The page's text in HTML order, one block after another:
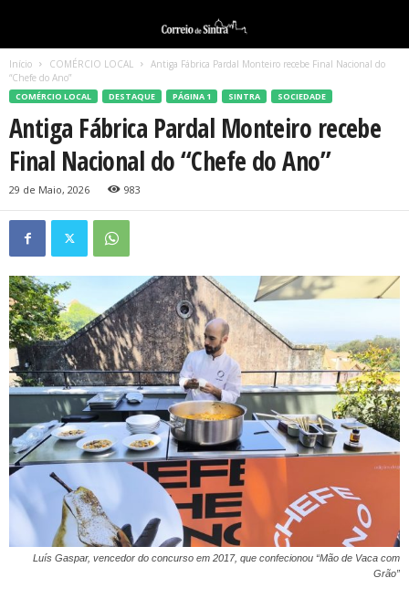
Início COMÉRCIO LOCAL
Antiga Fábrica Pardal Monteiro recebe Final Nacional do
“Chefe do Ano”
COMÉRCIO LOCAL DESTAQUE PÁGINA 1 SINTRA SOCIEDADE
Antiga Fábrica Pardal Monteiro recebe
Final Nacional do “Chefe do Ano”
29 de Maio, 2026 983
Luís Gaspar, vencedor do concurso em 2017, que confecionou “Mão de Vaca com
Grão”